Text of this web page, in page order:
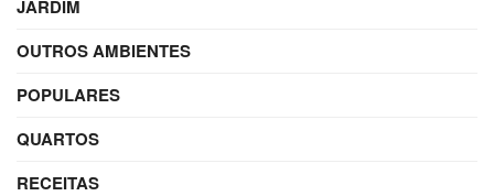
JARDIM
OUTROS AMBIENTES
POPULARES
QUARTOS
RECEITAS